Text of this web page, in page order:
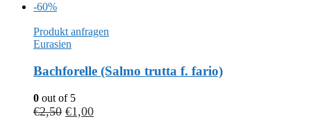
-60%
Produkt anfragen
Eurasien
Bachforelle (Salmo trutta f. fario)
0 out of 5
€2,50 €1,00